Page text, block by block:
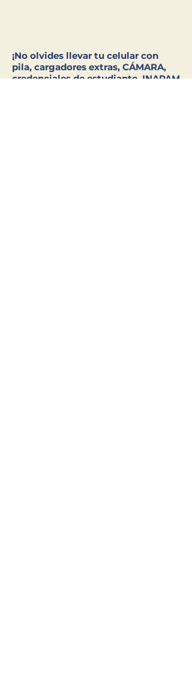
¡No olvides llevar tu celular con
pila, cargadores extras, CÁMARA,
credenciales de estudiante, INAPAM